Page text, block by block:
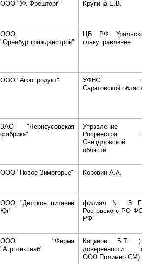
ООО "УК Фрешторг" Крупина Е.В.
ООО
"Оренбурггражданстрой"
ЦБ РФ
главуправление
ООО "Агропродукт"
УФНС
Саратовской
ЗАО "Черноусовская
фабрика"
Управление
Росреестра
Свердловской
области
ООО "Новое Зимогорье" Коровин А.А.
ООО "Детское питание
Юг"
филиал № 3
Ростовского РО
РФ
ООО "Фирма
"Агротехснаб"
Кацанов Б.Т.
доверенности
ООО Полимер СМ)